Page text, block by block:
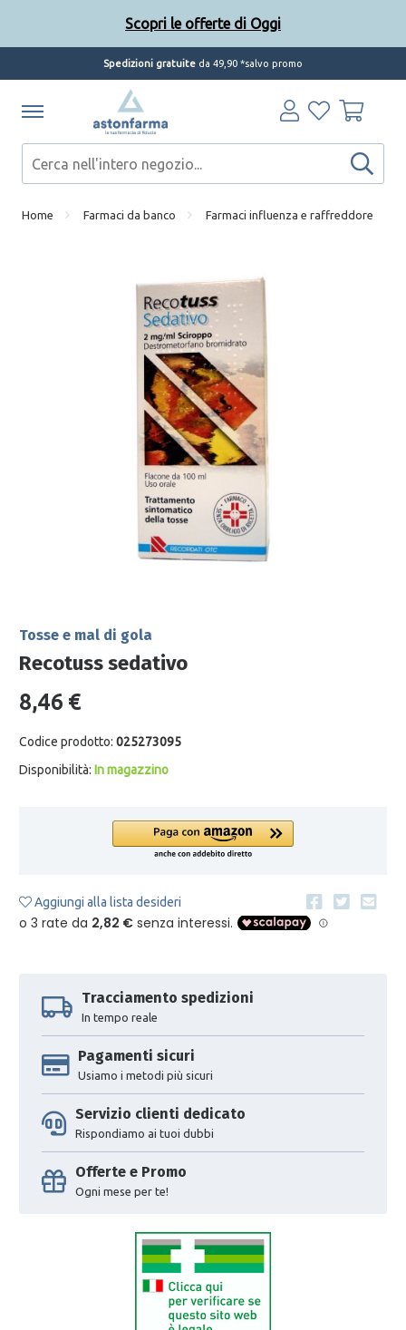
Spedizioni gratuite da 49,90 *salvo promo
Home Farmaci da banco Farmaci influenza e raffreddore
Tosse e mal di gola
Recotuss sedativo
8,46 €
Codice prodotto: 025273095
Disponibilità: In magazzino
Aggiungi alla lista desideri
Tracciamento spedizioni
In tempo reale
Pagamenti sicuri
Usiamo i metodi più sicuri
Servizio clienti dedicato
Rispondiamo ai tuoi dubbi
Offerte e Promo
Ogni mese per te!
Scopri le offerte di Oggi